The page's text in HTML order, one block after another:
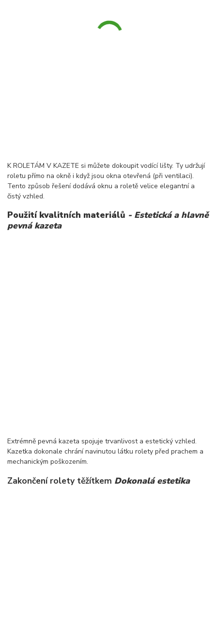
K ROLETÁM V KAZETE si můžete dokoupit vodící lišty. Ty udržují
roletu přímo na okně i když jsou okna otevřená (při ventilaci).
Tento způsob řešení dodává oknu a roletě velice elegantní a
čistý vzhled.
Použití kvalitních materiálů - Estetická a hlavně
pevná kazeta
Extrémně pevná kazeta spojuje trvanlivost a estetický vzhled.
Kazetka dokonale chrání navinutou látku rolety před prachem a
mechanickým poškozením.
Zakončení rolety těžítkem Dokonalá estetika